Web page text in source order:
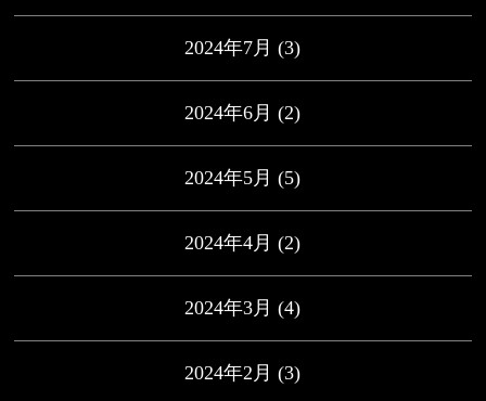
2024年7月 (3)
2024年6月 (2)
2024年5月 (5)
2024年4月 (2)
2024年3月 (4)
2024年2月 (3)